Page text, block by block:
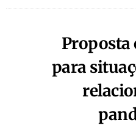
Proposta
para